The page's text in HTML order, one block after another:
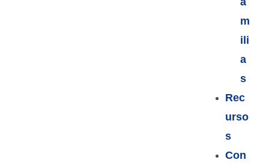
m
ili
a
s
Rec
urso
s
Con